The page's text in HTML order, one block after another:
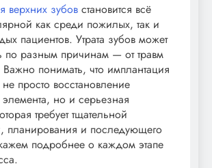
верхних зубов становится всё
как среди пожилых, так и
пациентов. Утрата зубов может
по разным причинам — от травм
понимать, что имплантация
просто восстановление
элемента, но и серьезная
требует тщательной
планирования и последующего
подробнее о каждом этапе